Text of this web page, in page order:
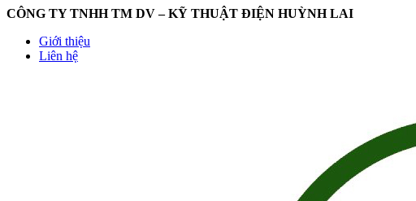
CÔNG TY TNHH TM DV – KỸ THUẬT ĐIỆN HUỲNH LAI
Giới thiệu
Liên hệ